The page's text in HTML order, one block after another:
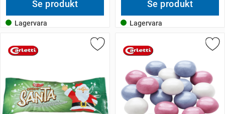
Se produkt
Lagervara
Se produkt
Lagervara